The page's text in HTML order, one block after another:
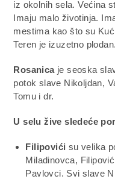
iz okolnih sela. Većina
Imaju malo životinja.
mestima kao što su
Teren je izuzetno
Rosanicaje seoska
potok slave Nikoljdan,
Tomu i dr.
U selu žive sledeće
Filipovići su velika
Miladinovca,
Pavlovci. Svi slave